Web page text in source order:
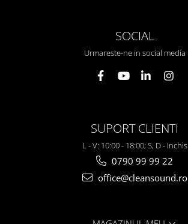
SOCIAL
Urmareste-ne in social media
SUPORT CLIENTI
L - V: 10:00 - 18:00; S, D - Inchis
0790 99 99 22
office@cleansound.ro